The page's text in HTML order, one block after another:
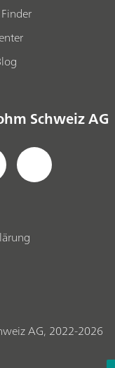
Schweiz AG
AG, 2022-2026